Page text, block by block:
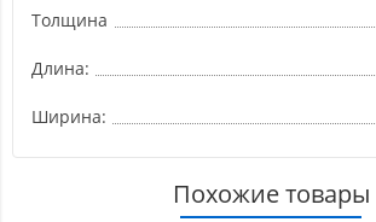
Толщина
Длина:
Ширина:
Похожие товары